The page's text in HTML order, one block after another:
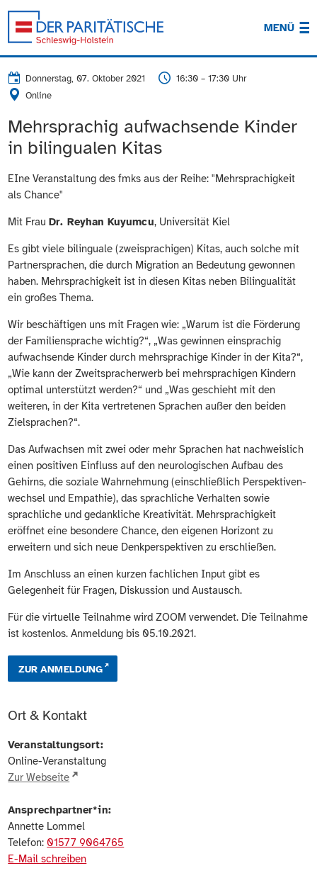
MENÜ
Donnerstag, 07. Oktober 2021
16:30 – 17:30 Uhr
Online
Mehrsprachig aufwachsende Kinder
in bilingualen Kitas
EIne Veranstaltung des fmks aus der Reihe: "Mehrsprachigkeit
als Chance"
Mit FrauDr. Reyhan Kuyumcu, Universität Kiel
Es gibt viele bilinguale (zweispra­chigen) Kitas, auch solche mit
Partner­sprachen, die durch Migration an Bedeutung gewonnen
haben. Mehrspra­chigkeit ist in diesen Kitas neben Bilingualität
ein großes Thema.
Wir beschäftigen uns mit Fragen wie: „Warum ist die Förderung
der Famili­en­sprache wichtig?“, „Was gewinnen einsprachig
aufwachsende Kinder durch mehrsprachige Kinder in der Kita?“,
„Wie kann der Zweitsprach­erwerb bei mehrspra­chigen Kindern
optimal unterstützt werden?“ und „Was geschieht mit den
weiteren, in der Kita vertretenen Sprachen außer den beiden
Zielsprachen?“.
Das Aufwachsen mit zwei oder mehr Sprachen hat nachweislich
einen positiven Einfluss auf den neurolo­gischen Aufbau des
Gehirns, die soziale Wahrnehmung (einschließlich Perspek­ti­ven­
wechsel und Empathie), das sprachliche Verhalten sowie
sprachliche und gedankliche Kreativität. Mehrspra­chigkeit
eröffnet eine besondere Chance, den eigenen Horizont zu
erweitern und sich neue Denkper­spektiven zu erschließen.
Im Anschluss an einen kurzen fachlichen Input gibt es
Gelegenheit für Fragen, Diskussion und Austausch.
Für die virtuelle Teilnahme wird ZOOM verwendet. Die Teilnahme
ist kostenlos. Anmeldung bis 05.10.2021.
ZUR ANMELDUNG
Ort & Kontakt
Veranstaltungsort:
Online-Veranstaltung
Zur Webseite
Ansprechpartner*in:
Annette Lommel
Telefon: 01577 9064765
E-Mail schreiben